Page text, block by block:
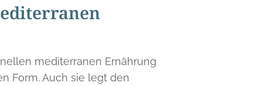
mediterranen Ernährung
Form. Auch sie legt den